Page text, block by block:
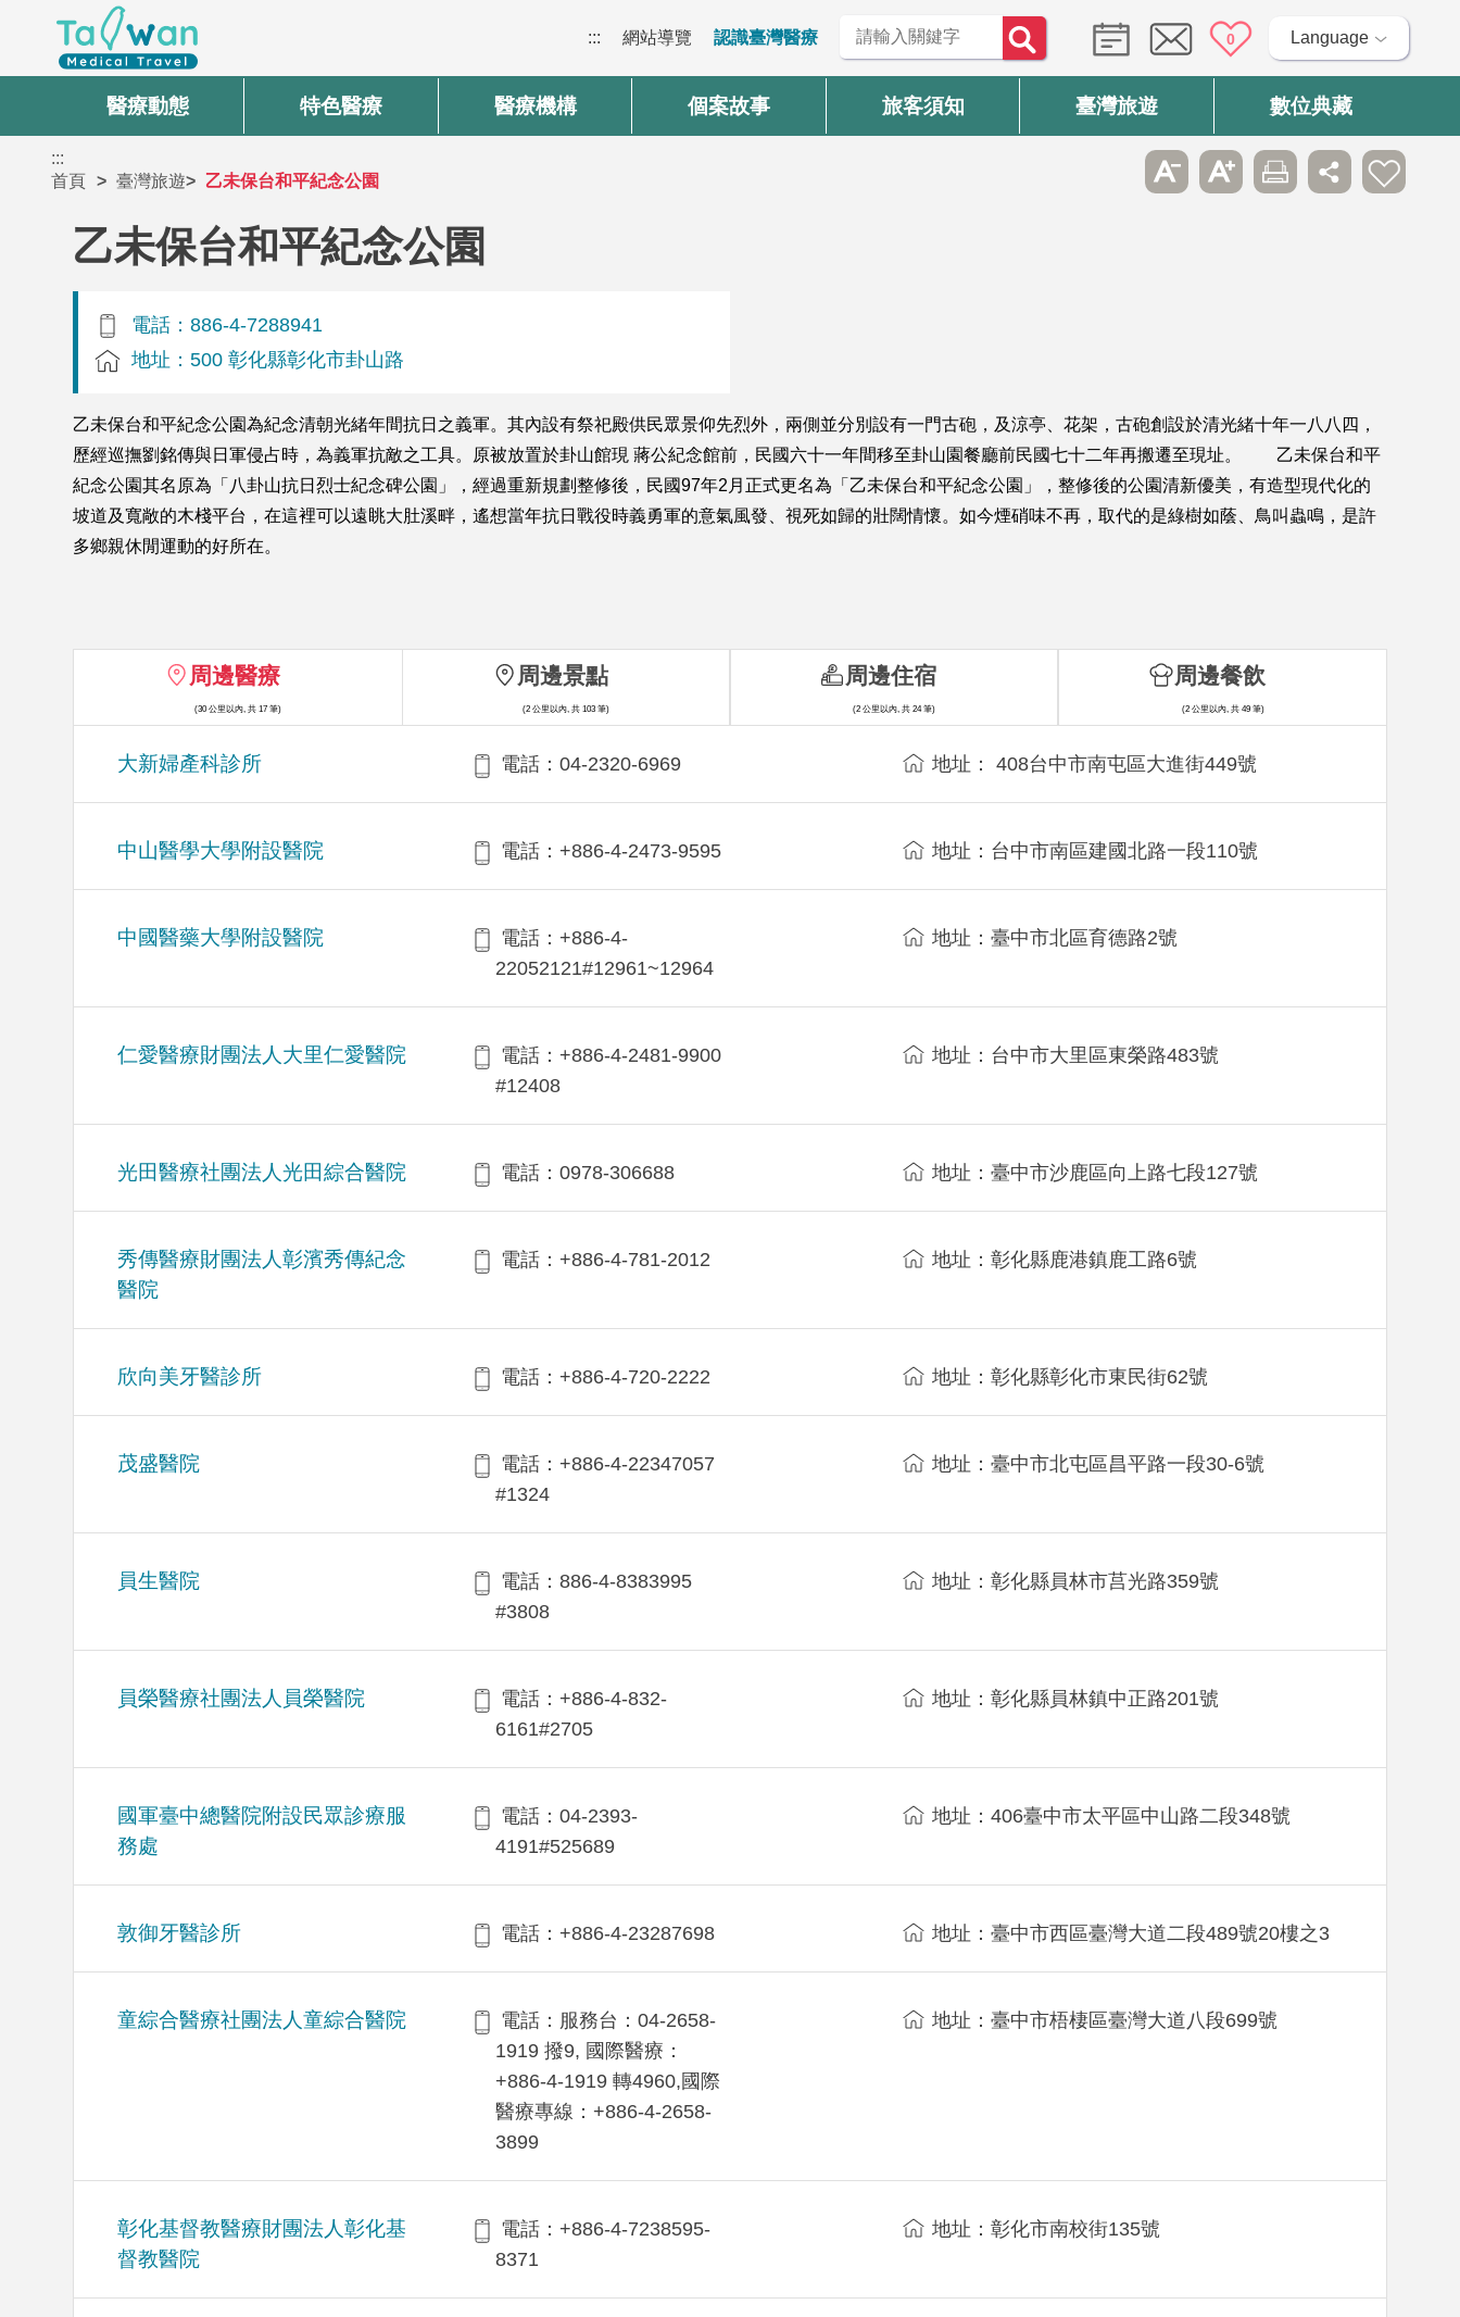
::: 網站導覽 認識臺灣醫療 0 Language
醫療動態 特色醫療 醫療機構 個案故事 旅客須知 臺灣旅遊 數位典藏
:::
首頁
臺灣旅遊 乙未保台和平紀念公園
乙未保台和平紀念公園
電話：886-4-7288941
地址：500 彰化縣彰化市卦山路
乙未保台和平紀念公園為紀念清朝光緒年間抗日之義軍。其內設有祭祀殿供民眾景仰先烈外，兩側並分別設有一門古砲，及涼亭、花架，古砲創設於清光緒十年一八八四，
歷經巡撫劉銘傳與日軍侵占時，為義軍抗敵之工具。原被放置於卦山館現 蔣公紀念館前，民國六十一年間移至卦山園餐廳前民國七十二年再搬遷至現址。 乙未保台和平
紀念公園其名原為「八卦山抗日烈士紀念碑公園」，經過重新規劃整修後，民國97年2月正式更名為「乙未保台和平紀念公園」，整修後的公園清新優美，有造型現代化的
坡道及寬敞的木棧平台，在這裡可以遠眺大肚溪畔，遙想當年抗日戰役時義勇軍的意氣風發、視死如歸的壯闊情懷。如今煙硝味不再，取代的是綠樹如蔭、鳥叫蟲鳴，是許
多鄉親休閒運動的好所在。
周邊醫療
(30 公里以內, 共 17 筆)
大新婦產科診所 電話：04-2320-6969 地址： 408台中市南屯區大進街449號
中山醫學大學附設醫院 電話：+886-4-2473-9595 地址：台中市南區建國北路一段110號
中國醫藥大學附設醫院
電話：+886-4-
22052121#12961~12964
地址：臺中市北區育德路2號
仁愛醫療財團法人大里仁愛醫院
電話：+886-4-2481-9900
#12408
地址：台中市大里區東榮路483號
光田醫療社團法人光田綜合醫院 電話：0978-306688 地址：臺中市沙鹿區向上路七段127號
秀傳醫療財團法人彰濱秀傳紀念
醫院
電話：+886-4-781-2012 地址：彰化縣鹿港鎮鹿工路6號
欣向美牙醫診所 電話：+886-4-720-2222 地址：彰化縣彰化市東民街62號
茂盛醫院
電話：+886-4-22347057
#1324
地址：臺中市北屯區昌平路一段30-6號
員生醫院
電話：886-4-8383995
#3808
地址：彰化縣員林市莒光路359號
員榮醫療社團法人員榮醫院
電話：+886-4-832-
6161#2705
地址：彰化縣員林鎮中正路201號
國軍臺中總醫院附設民眾診療服
務處
電話：04-2393-
4191#525689
地址：406臺中市太平區中山路二段348號
敦御牙醫診所 電話：+886-4-23287698 地址：臺中市西區臺灣大道二段489號20樓之3
童綜合醫療社團法人童綜合醫院
電話：服務台：04-2658-
1919 撥9, 國際醫療：
+886-4-1919 轉4960,國際
醫療專線：+886-4-2658-
3899
地址：臺中市梧棲區臺灣大道八段699號
彰化基督教醫療財團法人彰化基
督教醫院
電話：+886-4-7238595-
8371
地址：彰化市南校街135號
周邊景點
(2 公里以內, 共 103 筆)
周邊住宿
(2 公里以內, 共 24 筆)
周邊餐飲
(2 公里以內, 共 49 筆)